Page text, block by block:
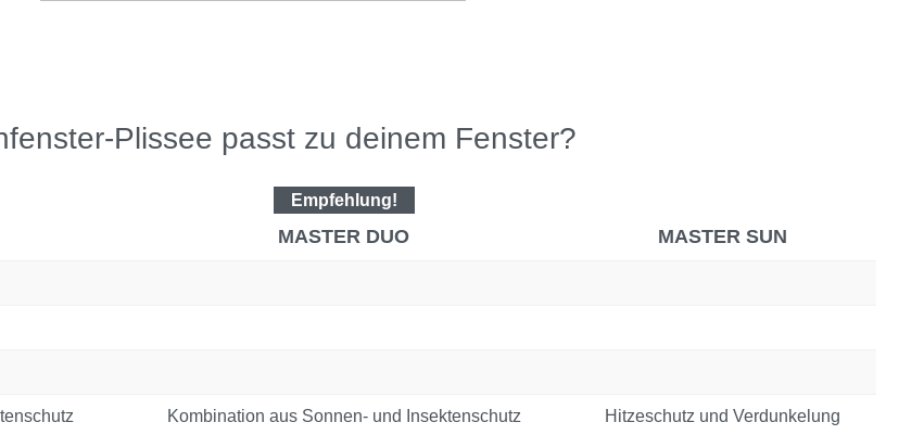
Plissee passt zu deinem Fenster?
Empfehlung!
MASTER DUO MASTER SUN
Kombination aus Sonnen- und Insektenschutz
Hitzeschutz und Verdunkelung